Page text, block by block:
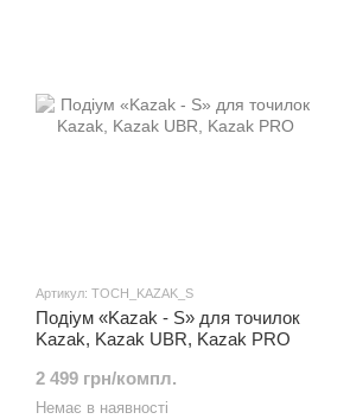
Артикул: TOCH_KAZAK_S
Подіум «Kazak - S» для точилок
Kazak, Kazak UBR, Kazak PRO
2 499 грн/компл.
Немає в наявності